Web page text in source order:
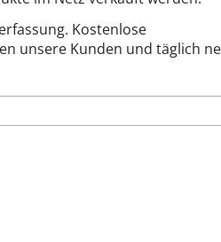
Kostenlose
unsere Kunden und täglich